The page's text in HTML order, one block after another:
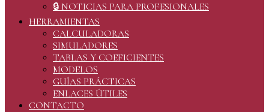
🔒 NOTICIAS PARA PROFESIONALES
HERRAMIENTAS
CALCULADORAS
SIMULADORES
TABLAS Y COEFICIENTES
MODELOS
GUÍAS PRÁCTICAS
ENLACES ÚTILES
CONTACTO